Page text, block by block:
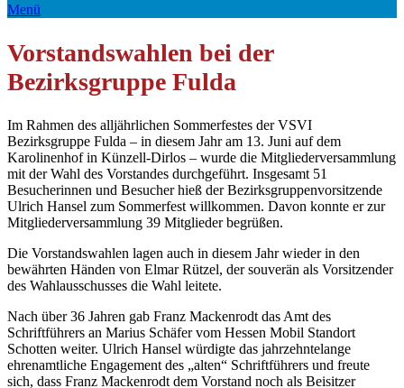
Menü
Vorstandswahlen bei der
Bezirksgruppe Fulda
Im Rahmen des alljährlichen Sommerfestes der VSVI
Bezirksgruppe Fulda – in diesem Jahr am 13. Juni auf dem
Karolinenhof in Künzell-Dirlos – wurde die Mitgliederversammlung
mit der Wahl des Vorstandes durchgeführt. Insgesamt 51
Besucherinnen und Besucher hieß der Bezirksgruppenvorsitzende
Ulrich Hansel zum Sommerfest willkommen. Davon konnte er zur
Mitgliederversammlung 39 Mitglieder begrüßen.
Die Vorstandswahlen lagen auch in diesem Jahr wieder in den
bewährten Händen von Elmar Rützel, der souverän als Vorsitzender
des Wahlausschusses die Wahl leitete.
Nach über 36 Jahren gab Franz Mackenrodt das Amt des
Schriftführers an Marius Schäfer vom Hessen Mobil Standort
Schotten weiter. Ulrich Hansel würdigte das jahrzehntelange
ehrenamtliche Engagement des „alten“ Schriftführers und freute
sich, dass Franz Mackenrodt dem Vorstand noch als Beisitzer